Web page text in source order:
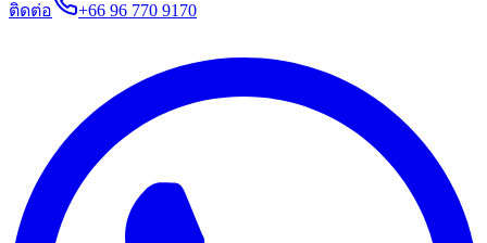
ติดต่อ +66 96 770 9170